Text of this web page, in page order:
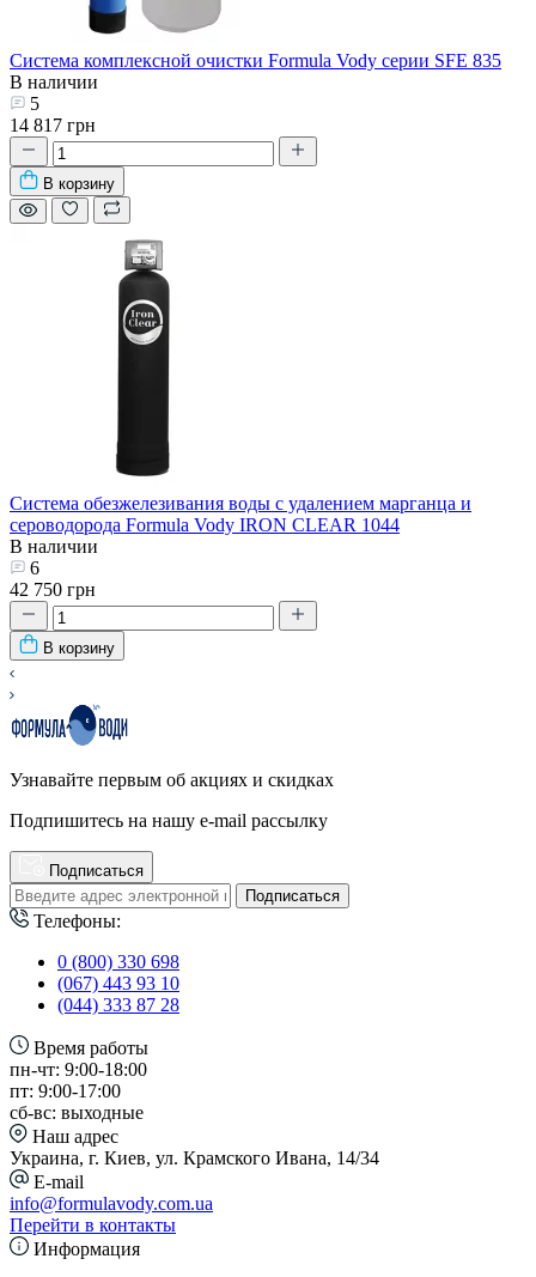
Система комплексной очистки Formula Vody серии SFE 835
В наличии
5
14 817 грн
В корзину
Система обезжелезивания воды с удалением марганца и
сероводорода Formula Vody IRON CLEAR 1044
В наличии
6
42 750 грн
В корзину
Узнавайте первым об акциях и скидках
Подпишитесь на нашу e-mail рассылку
Подписаться
Подписаться
Телефоны:
0 (800) 330 698
(067) 443 93 10
(044) 333 87 28
Время работы
пн-чт: 9:00-18:00
пт: 9:00-17:00
сб-вс: выходные
Наш адрес
Украина, г. Киев, ул. Крамского Ивана, 14/34
E-mail
info@formulavody.com.ua
Перейти в контакты
Информация